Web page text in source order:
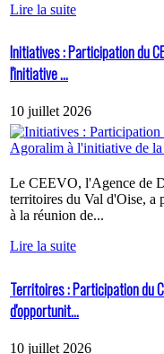
Lire la suite
Initiatives : Participation du
l'initiative ...
10 juillet 2026
Le CEEVO, l'Agence de
territoires du Val d'Oise, a
à la réunion de...
Lire la suite
Territoires : Participation du
d'opportunit...
10 juillet 2026